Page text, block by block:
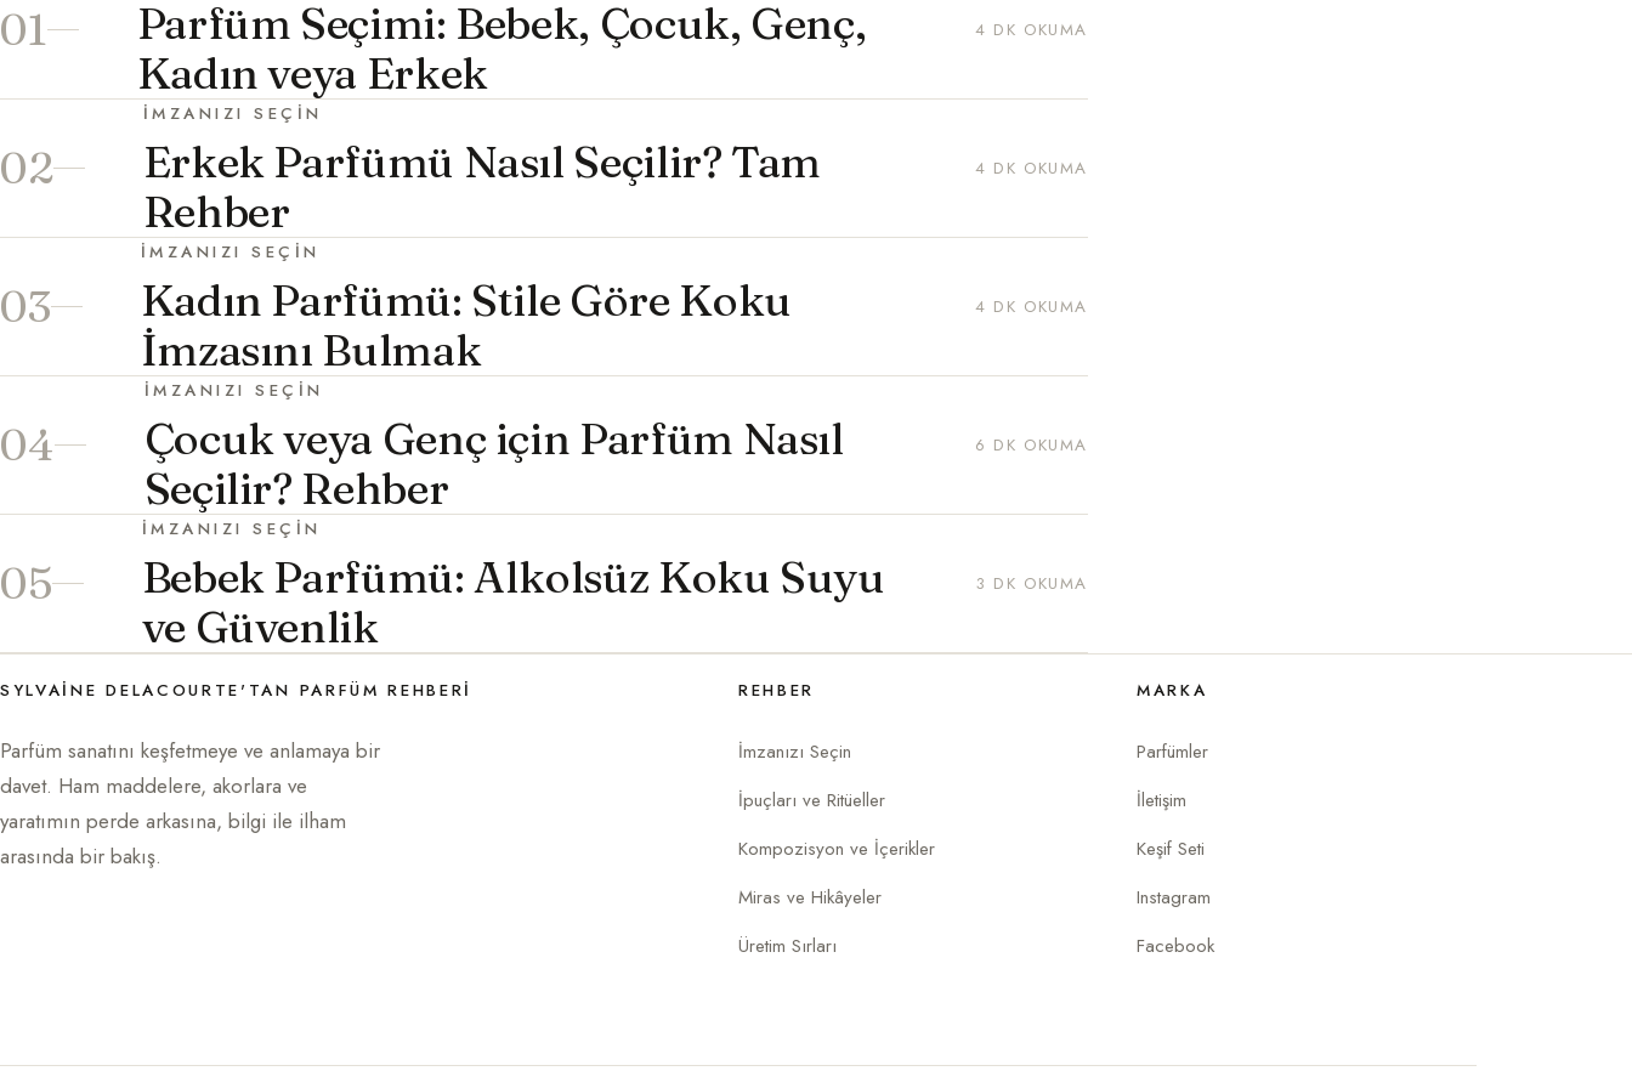
01
Parfüm Seçimi: Bebek, Çocuk, Genç,
Kadın veya Erkek
4 DK OKUMA
02
İMZANIZI SEÇIN
Erkek Parfümü Nasıl Seçilir? Tam
Rehber
4 DK OKUMA
03
İMZANIZI SEÇIN
Kadın Parfümü: Stile Göre Koku
İmzasını Bulmak
4 DK OKUMA
04
İMZANIZI SEÇIN
Çocuk veya Genç için Parfüm Nasıl
Seçilir? Rehber
6 DK OKUMA
05
İMZANIZI SEÇIN
Bebek Parfümü: Alkolsüz Koku Suyu
ve Güvenlik
3 DK OKUMA
SYLVAINE DELACOURTE'TAN PARFÜM REHBERI
Parfüm sanatını keşfetmeye ve anlamaya bir
davet. Ham maddelere, akorlara ve
yaratımın perde arkasına, bilgi ile ilham
arasında bir bakış.
REHBER
İmzanızı Seçin
İpuçları ve Ritüeller
Kompozisyon ve İçerikler
Miras ve Hikâyeler
Üretim Sırları
MARKA
Parfümler
İletişim
Keşif Seti
Instagram
Facebook